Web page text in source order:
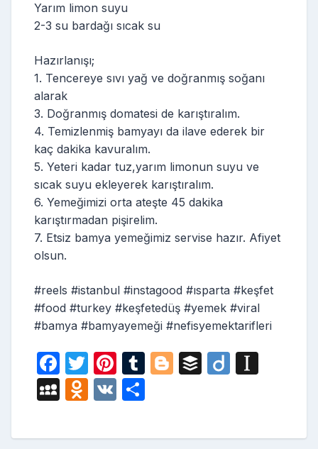
Yarım limon suyu
2-3 su bardağı sıcak su
Hazırlanışı;
1. Tencereye sıvı yağ ve doğranmış soğanı
alarak
3. Doğranmış domatesi de karıştıralım.
4. Temizlenmiş bamyayı da ilave ederek bir
kaç dakika kavuralım.
5. Yeteri kadar tuz,yarım limonun suyu ve
sıcak suyu ekleyerek karıştıralım.
6. Yemeğimizi orta ateşte 45 dakika
karıştırmadan pişirelim.
7. Etsiz bamya yemeğimiz servise hazır. Afiyet
olsun.
#reels #istanbul #instagood #ısparta #keşfet
#food #turkey #keşfetedüş #yemek #viral
#bamya #bamyayemeği #nefisyemektarifleri
F
a
c
e
T
w
itt
er
Pi
nt
er
e
T
bl
Bl
g
B
r
Di
p
M
S
O
n
V
ar